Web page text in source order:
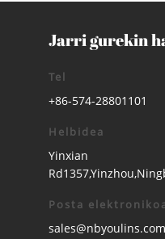
Jarri gurekin
Tel
+86-574-28801101
Helbidea
Yinxian
Posta
sales@nbyoulins.com